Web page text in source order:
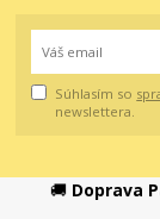
Súhlasím so
newslettera.
🚚 Doprava